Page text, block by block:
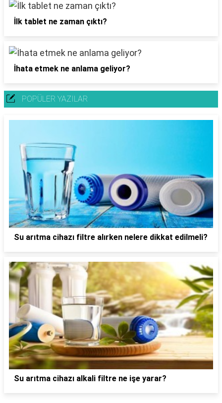
İlk tablet ne zaman çıktı?
İhata etmek ne anlama geliyor?
POPÜLER YAZILAR
Su arıtma cihazı filtre alırken nelere dikkat edilmeli?
Su arıtma cihazı alkali filtre ne işe yarar?